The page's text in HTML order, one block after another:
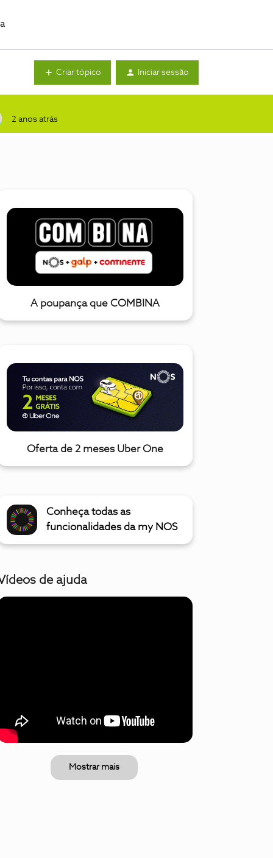
Criar tópico Iniciar sessão
2 anos atrás
A poupança que COMBINA
Oferta de 2 meses Uber One
Conheça todas as
funcionalidades da my NOS
de ajuda
Mostrar mais